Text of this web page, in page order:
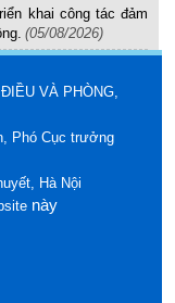
khai công tác đảm
(05/08/2026)
VÀ PHÒNG,
Phó Cục trưởng
Hà Nội
này